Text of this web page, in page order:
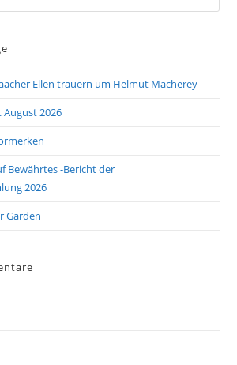
Ellen trauern um Helmut Macherey
August 2026
Bewährtes -Bericht der
2026
Garden